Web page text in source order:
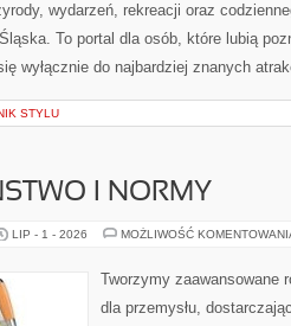
wydarzeń, rekreacji oraz
To portal dla osób, które lubią
wyłącznie do najbardziej znanych
STYLU
I NORMY
LIP - 1 - 2026 MOŻLIWOŚĆ
Tworzymy zaawansowane
dla przemysłu,